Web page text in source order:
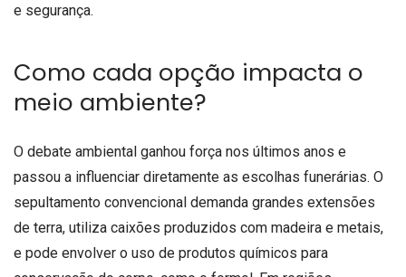
e segurança.
Como cada opção impacta o
meio ambiente?
O debate ambiental ganhou força nos últimos anos e
passou a influenciar diretamente as escolhas funerárias. O
sepultamento convencional demanda grandes extensões
de terra, utiliza caixões produzidos com madeira e metais,
e pode envolver o uso de produtos químicos para